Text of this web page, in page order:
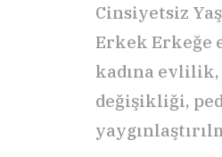
Cinsiyetsiz
Erkek Erkeğe
kadına
değişikliği,